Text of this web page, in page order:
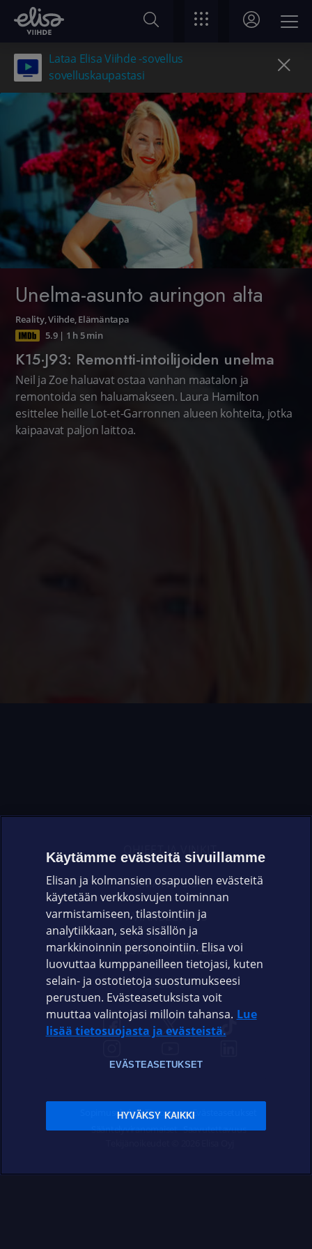
Lataa Elisa Viihde -sovellus
sovelluskaupastasi
Unelma-asunto auringon alta
Reality,Viihde,Elämäntapa
5.9| 1 h 5 min
K15·J93: Remontti-intoilijoiden unelma
Neil ja Zoe haluavat ostaa vanhan maatalon ja
remontoida sen haluamakseen. Laura Hamilton
esittelee heille Lot-et-Garronnen alueen kohteita, jotka
kaipaavat paljon laittoa.
OHJEET JA VINKIT
OMAYHTEISÖ
VIANSELVITYS
ASIAKASPALVELU
ELISA.FI
Sopimusehdot Tietosuoja Evästeasetukset
Sääntelyviranomaiset Saavutettavuus
Käytämme evästeitä sivuillamme
Elisan ja kolmansien osapuolien evästeitä
käytetään verkkosivujen toiminnan
varmistamiseen, tilastointiin ja
analytiikkaan, sekä sisällön ja
markkinoinnin personointiin. Elisa voi
luovuttaa kumppaneilleen tietojasi, kuten
selain- ja ostotietoja suostumukseesi
perustuen. Evästeasetuksista voit
muuttaa valintojasi milloin tahansa. Lue
lisää tietosuojasta ja evästeistä.
EVÄSTEASETUKSET
HYVÄKSY KAIKKI